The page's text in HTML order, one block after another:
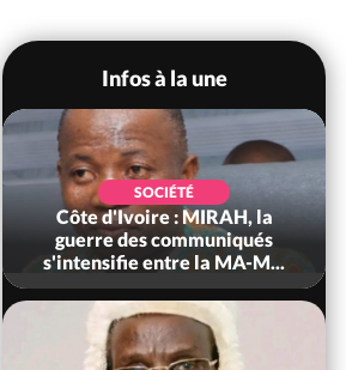
Infos à la une
SOCIÉTÉ
Côte d'Ivoire : MIRAH, la
guerre des communiqués
s'intensifie entre la MA-M...